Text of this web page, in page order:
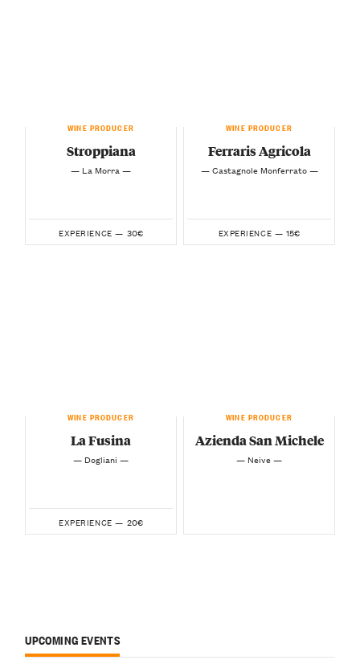
WINE PRODUCER
Stroppiana
— La Morra —
EXPERIENCE — 30€
WINE PRODUCER
Ferraris Agricola
— Castagnole Monferrato —
EXPERIENCE — 15€
WINE PRODUCER
La Fusina
— Dogliani —
EXPERIENCE — 20€
WINE PRODUCER
Azienda San Michele
— Neive —
UPCOMING EVENTS